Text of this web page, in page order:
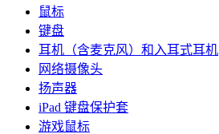
鼠标
键盘
耳机（含麦克风）和入耳式耳机
网络摄像头
扬声器
iPad 键盘保护套
游戏鼠标